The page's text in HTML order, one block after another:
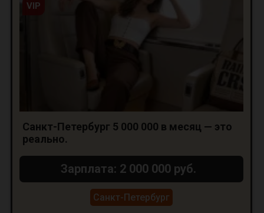
VIP
Санкт-Петербург 5 000 000 в месяц — это
реально.
Зарплата: 2 000 000 руб.
Санкт-Петербург